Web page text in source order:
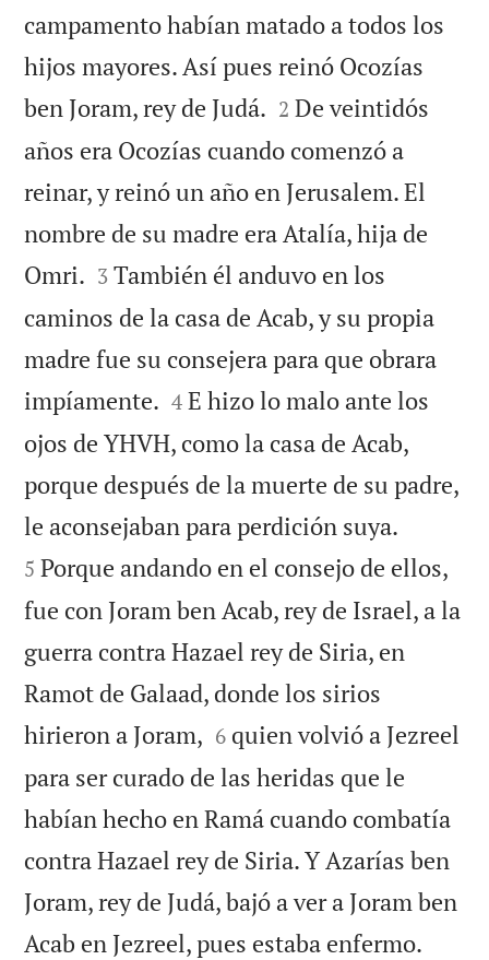
campamento habían matado a todos los
hijos mayores. Así pues reinó Ocozías
ben Joram, rey de Judá. 

2 De veintidós
años era Ocozías cuando comenzó a
reinar, y reinó un año en Jerusalem. El
nombre de su madre era Atalía, hija de
Omri. 

3 También él anduvo en los
caminos de la casa de Acab, y su propia
madre fue su consejera para que obrara
impíamente. 

4 E hizo lo malo ante los
ojos de YHVH, como la casa de Acab,
porque después de la muerte de su padre,
le aconsejaban para perdición suya.
5 Porque andando en el consejo de ellos,
fue con Joram ben Acab, rey de Israel, a la
guerra contra Hazael rey de Siria, en
Ramot de Galaad, donde los sirios
hirieron a Joram, 

6 quien volvió a Jezreel
para ser curado de las heridas que le
habían hecho en Ramá cuando combatía
contra Hazael rey de Siria. Y Azarías ben
Joram, rey de Judá, bajó a ver a Joram ben
Acab en Jezreel, pues estaba enfermo.